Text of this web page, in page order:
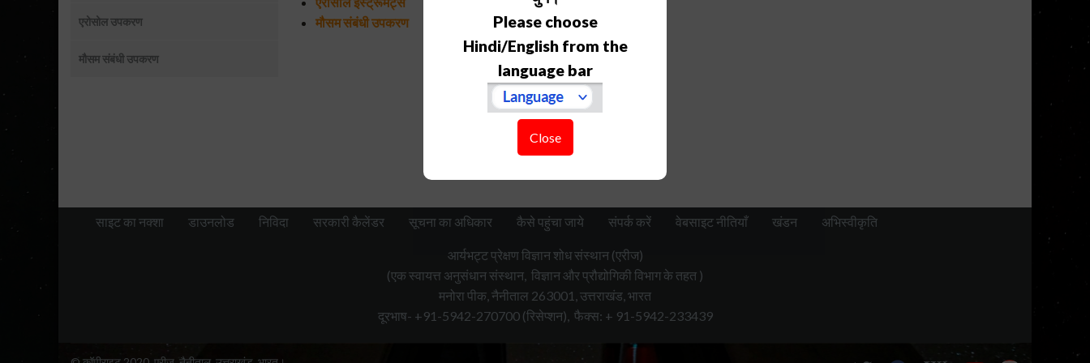
मौसम संबंधी उपकरण
एरोसोल उपकरण
मौसम संबंधी उपकरण
Please choose
Hindi/English from the
language bar
Close
साइट का नक्शा डाउनलोड निविदा सरकारी कैलेंडर सूचना का अधिकार कैसे पहुंचा जाये संपर्क करें वेबसाइट नीतियाँ खंडन अभिस्वीकृति
आर्यभट्ट प्रेक्षण विज्ञान शोध संस्थान (एरीज)
(एक स्वायत्त अनुसंधान संस्थान, विज्ञान और प्रौद्योगिकी विभाग के तहत )
मनोरा पीक, नैनीताल 263001, उत्तराखंड, भारत
दूरभाष- +91-5942-270700 (रिसेप्शन), फैक्स: + 91-5942-233439